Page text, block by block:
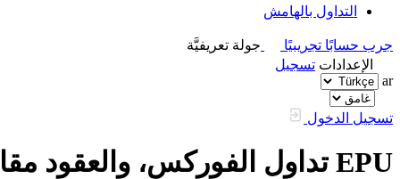
التداول بالهامش
جرب حسابًا تجريبيًا
جولة تعريفيَّة
الإعدادات تسجيل
ar
تسجيل الدخول